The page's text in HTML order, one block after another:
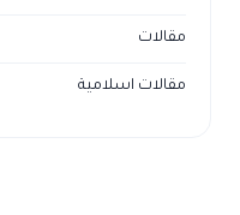
مقالات
مقالات اسلامية